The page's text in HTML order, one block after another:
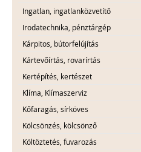
Ingatlan, ingatlanközvetítő
Irodatechnika, pénztárgép
Kárpitos, bútorfelújítás
Kártevőírtás, rovarírtás
Kertépítés, kertészet
Klíma, Klímaszerviz
Kőfaragás, sírköves
Kölcsönzés, kölcsönző
Költöztetés, fuvarozás